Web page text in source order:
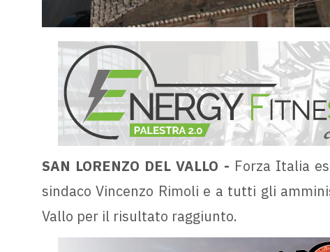
SAN LORENZO DEL VALLO - Forza Italia
sindaco Vincenzo Rimoli e a tutti gli
Vallo per il risultato raggiunto.